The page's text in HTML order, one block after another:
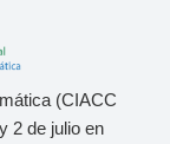
(CIACC
2 de julio en